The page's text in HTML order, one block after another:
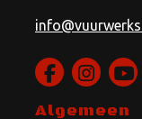
Algemeen